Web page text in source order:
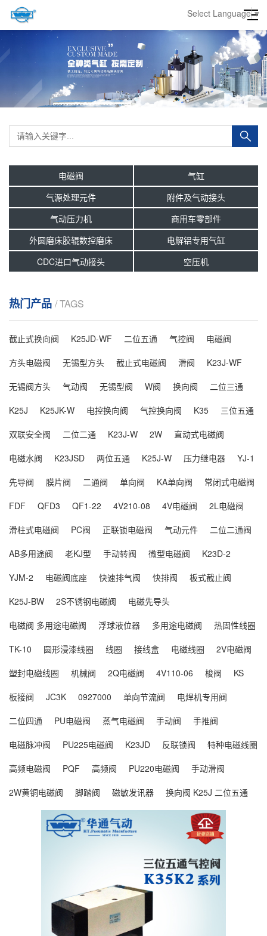
电磁阀
气缸
气源处理元件
附件及气动接头
气动压力机
商用车零部件
外圆磨床胶辊数控磨床
电解铝专用气缸
CDC进口气动接头
空压机
热门产品 / TAGS
截止式换向阀 K25JD-WF 二位五通 气控阀
电磁阀
方头电磁阀
无锡型方头 截止式电磁阀 滑阀
K23J-WF
无锡阀方头
气动阀 无锡型阀 W阀 换向阀
二位三通
K25J
K25JK-W 电控换向阀 气控换向阀 K35
三位五通
双联安全阀
二位二通 K23J-W 2W
直动式电磁阀
电磁水阀
K23JSD 两位五通 K25J-W 压力继电器
YJ-1
先导阀
膜片阀 二通阀 单向阀 KA单向阀
常闭式电磁阀
FDF
QFD3 QF1-22 4V210-08 4V电磁阀
2L电磁阀
滑柱式电磁阀
PC阀 正联锁电磁阀 气动元件
二位二通阀
AB多用途阀
老KJ型 手动转阀 微型电磁阀
K23D-2
YJM-2
电磁阀底座 快速排气阀 快排阀
板式截止阀
K25J-BW
2S不锈钢电磁阀
电磁先导头
电磁阀 多用途电磁阀
浮球液位器 多用途电磁阀
热固性线圈
TK-10
圆形浸漆线圈 线圈 接线盒 电磁线圈
2V电磁阀
塑封电磁线圈
机械阀 2Q电磁阀 4V110-06 梭阀
KS
板接阀
JC3K 0927000 单向节流阀
电焊机专用阀
二位四通
PU电磁阀 蒸气电磁阀 手动阀
手推阀
电磁脉冲阀
PU225电磁阀 K23JD 反联锁阀
特种电磁线圈
高频电磁阀
PQF 高频阀 PU220电磁阀
手动滑阀
2W黄铜电磁阀
脚踏阀 磁敏发讯器 换向阀 K25J 二位五通
Select Language▼